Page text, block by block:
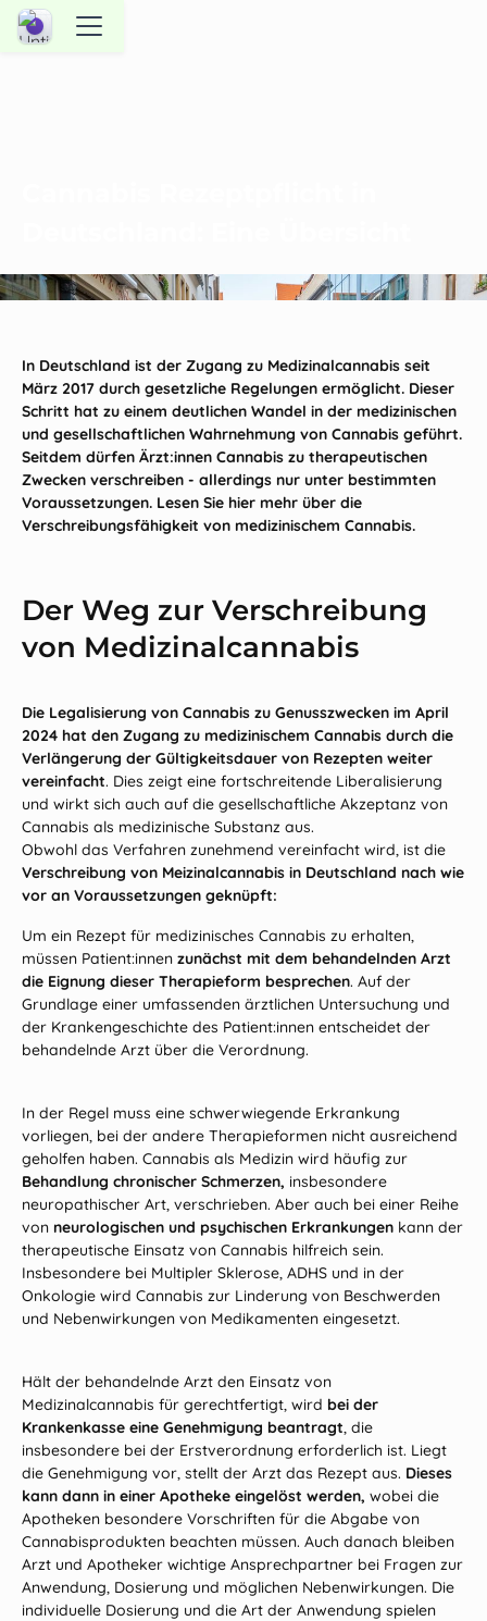
In Deutschland ist der Zugang zu Medizinalcannabis seit
März 2017 durch gesetzliche Regelungen ermöglicht. Dieser
Schritt hat zu einem deutlichen Wandel in der medizinischen
und gesellschaftlichen Wahrnehmung von Cannabis geführt.
Seitdem dürfen Ärzt:innen Cannabis zu therapeutischen
Zwecken verschreiben - allerdings nur unter bestimmten
Voraussetzungen. Lesen Sie hier mehr über die
Verschreibungsfähigkeit von medizinischem Cannabis.
Der Weg zur Verschreibung
von Medizinalcannabis
Die Legalisierung von Cannabis zu Genusszwecken im April
2024 hat den Zugang zu medizinischem Cannabis durch die
Verlängerung der Gültigkeitsdauer von Rezepten weiter
vereinfacht. Dies zeigt eine fortschreitende Liberalisierung
und wirkt sich auch auf die gesellschaftliche Akzeptanz von
Cannabis als medizinische Substanz aus.
Obwohl das Verfahren zunehmend vereinfacht wird, ist die
Verschreibung von Meizinalcannabis in Deutschland nach wie
vor an Voraussetzungen geknüpft:
Um ein Rezept für medizinisches Cannabis zu erhalten,
müssen Patient:innen zunächst mit dem behandelnden Arzt
die Eignung dieser Therapieform besprechen. Auf der
Grundlage einer umfassenden ärztlichen Untersuchung und
der Krankengeschichte des Patient:innen entscheidet der
behandelnde Arzt über die Verordnung.
In der Regel muss eine schwerwiegende Erkrankung
vorliegen, bei der andere Therapieformen nicht ausreichend
geholfen haben. Cannabis als Medizin wird häufig zur
Behandlung chronischer Schmerzen, insbesondere
neuropathischer Art, verschrieben. Aber auch bei einer Reihe
von neurologischen und psychischen Erkrankungen kann der
therapeutische Einsatz von Cannabis hilfreich sein.
Insbesondere bei Multipler Sklerose, ADHS und in der
Onkologie wird Cannabis zur Linderung von Beschwerden
und Nebenwirkungen von Medikamenten eingesetzt.
Hält der behandelnde Arzt den Einsatz von
Medizinalcannabis für gerechtfertigt, wird bei der
Krankenkasse eine Genehmigung beantragt, die
insbesondere bei der Erstverordnung erforderlich ist. Liegt
die Genehmigung vor, stellt der Arzt das Rezept aus. Dieses
kann dann in einer Apotheke eingelöst werden, wobei die
Apotheken besondere Vorschriften für die Abgabe von
Cannabisprodukten beachten müssen. Auch danach bleiben
Arzt und Apotheker wichtige Ansprechpartner bei Fragen zur
Anwendung, Dosierung und möglichen Nebenwirkungen. Die
individuelle Dosierung und die Art der Anwendung spielen